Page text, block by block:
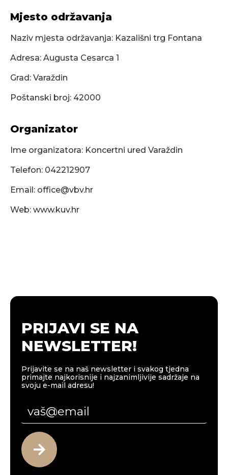
Mjesto održavanja
Naziv mjesta održavanja: Kazališni trg Fontana
Adresa: Augusta Cesarca 1
Grad: Varaždin
Poštanski broj: 42000
Organizator
Ime organizatora: Koncertni ured Varaždin
Telefon: 042212907
Email: office@vbv.hr
Web: www.kuv.hr
PRIJAVI SE NA
NEWSLETTER!
Prijavite se na naš newsletter i svakog tjedna
primajte najkorisnije i najzanimljivije sadržaje na
svoju e-mail adresu!